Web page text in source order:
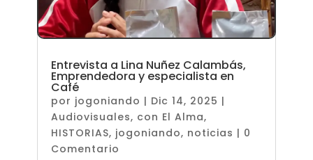
Entrevista a Lina Nuñez Calambás,
Emprendedora y especialista en
Café
por jogoniando | Dic 14, 2025 |
Audiovisuales, con El Alma,
HISTORIAS, jogoniando, noticias | 0
Comentario